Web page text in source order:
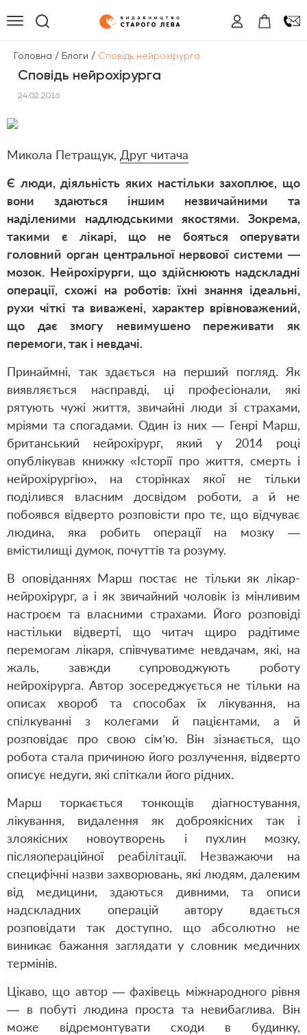
Головна / Блоги / Сповідь нейрохірурга
Сповідь нейрохірурга
24.02.2016
Микола Петращук, Друг читача
Є люди, діяльність яких настільки захоплює, що
вони здаються іншим незвичайними та
наділеними надлюдськими якостями. Зокрема,
такими є лікарі, що не бояться оперувати
головний орган центральної нервової системи —
мозок. Нейрохірурги, що здійснюють надскладні
операції, схожі на роботів: їхні знання ідеальні,
рухи чіткі та виважені, характер врівноважений,
що дає змогу невимушено переживати як
перемоги, так і невдачі.
Принаймні, так здається на перший погляд. Як
виявляється насправді, ці професіонали, які
рятують чужі життя, звичайні люди зі страхами,
мріями та спогадами. Один із них — Генрі Марш,
британський нейрохірург, який у 2014 році
опублікував книжку «Історії про життя, смерть і
нейрохірургію», на сторінках якої не тільки
поділився власним досвідом роботи, а й не
побоявся відверто розповісти про те, що відчуває
людина, яка робить операції на мозку —
вмістилищі думок, почуттів та розуму.
В оповіданнях Марш постає не тільки як лікар-
нейрохірург, а і як звичайний чоловік із мінливим
настроєм та власними страхами. Його розповіді
настільки відверті, що читач щиро радітиме
перемогам лікаря, співчуватиме невдачам, які, на
жаль, завжди супроводжують роботу
нейрохірурга. Автор зосереджується не тільки на
описах хвороб та способах їх лікування, на
спілкуванні з колегами й пацієнтами, а й
розповідає про свою сім’ю. Він зізнається, що
робота стала причиною його розлучення, відверто
описує недуги, які спіткали його рідних.
Марш торкається тонкощів діагностування,
лікування, видалення як доброякісних так і
злоякісних новоутворень і пухлин мозку,
післяопераційної реабілітації. Незважаючи на
специфічні назви захворювань, які людям, далеким
від медицини, здаються дивними, та описи
надскладних операцій автору вдається
розповідати так доступно, що абсолютно не
виникає бажання заглядати у словник медичних
термінів.
Цікаво, що автор — фахівець міжнародного рівня
— в побуті людина проста та невибаглива. Він
може відремонтувати сходи в будинку,